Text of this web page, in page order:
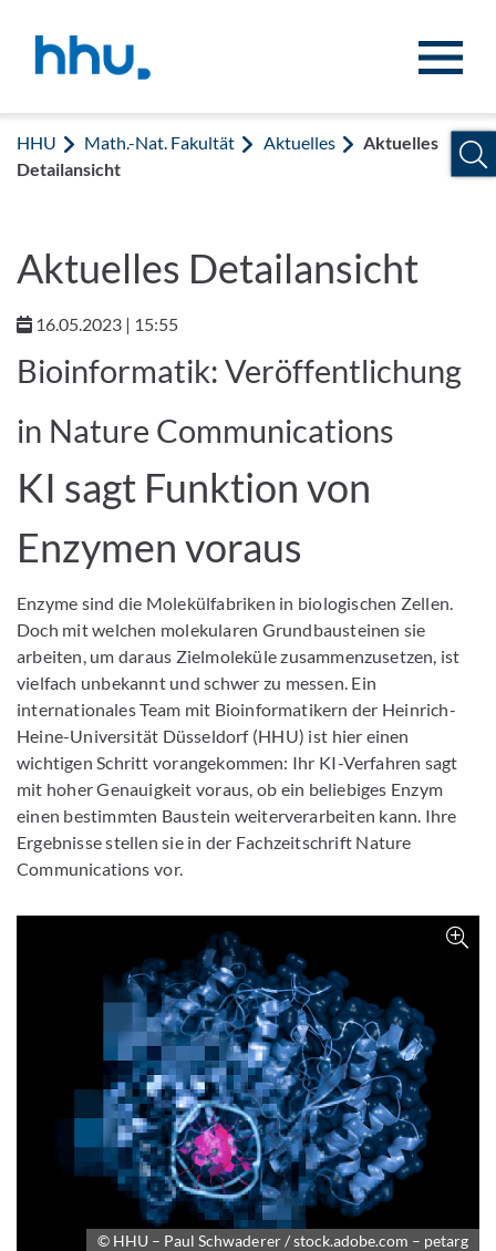
HHU Math.-Nat. Fakultät Aktuelles
Aktuelles
Detailansicht
Aktuelles Detailansicht
16.05.2023 | 15:55
Bioinformatik: Veröffentlichung
in Nature Communications
KI sagt Funktion von
Enzymen voraus
Enzyme sind die Molekülfabriken in biologischen Zellen.
Doch mit welchen molekularen Grundbausteinen sie
arbeiten, um daraus Zielmoleküle zusammenzusetzen, ist
vielfach unbekannt und schwer zu messen. Ein
internationales Team mit Bioinformatikern der Heinrich-
Heine-Universität Düsseldorf (HHU) ist hier einen
wichtigen Schritt vorangekommen: Ihr KI-Verfahren sagt
mit hoher Genauigkeit voraus, ob ein beliebiges Enzym
einen bestimmten Baustein weiterverarbeiten kann. Ihre
Ergebnisse stellen sie in der Fachzeitschrift Nature
Communications vor.
© HHU – Paul Schwaderer / stock.adobe.com – petarg